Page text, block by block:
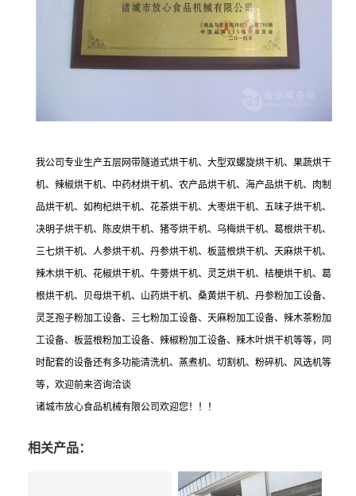
我公司专业生产五层网带隧道式烘干机、大型双螺旋烘干机、果蔬烘干
机、辣椒烘干机、中药材烘干机、农产品烘干机、海产品烘干机、肉制
品烘干机、如枸杞烘干机、花茶烘干机、大枣烘干机、五味子烘干机、
决明子烘干机、陈皮烘干机、猪苓烘干机、乌梅烘干机、葛根烘干机、
三七烘干机、人参烘干机、丹参烘干机、板蓝根烘干机、天麻烘干机、
辣木烘干机、花椒烘干机、牛蒡烘干机、灵芝烘干机、桔梗烘干机、葛
根烘干机、贝母烘干机、山药烘干机、桑黄烘干机、丹参粉加工设备、
灵芝孢子粉加工设备、三七粉加工设备、天麻粉加工设备、辣木茶粉加
工设备、板蓝根粉加工设备、辣椒粉加工设备、辣木叶烘干机等等，同
时配套的设备还有多功能清洗机、蒸煮机、切割机、粉碎机、风选机等
等，欢迎前来咨询洽谈
诸城市放心食品机械有限公司欢迎您！！！
相关产品：